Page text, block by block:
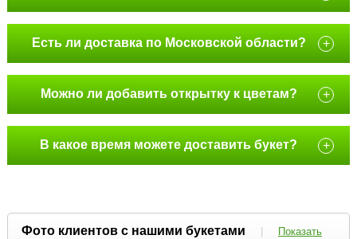
Есть ли доставка по Московской области? +
Можно ли добавить открытку к цветам? +
В какое время можете доставить букет? +
Фото клиентов с нашими букетами |
Показать